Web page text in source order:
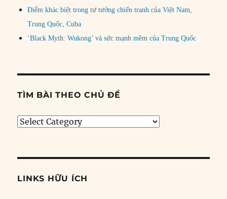
Điểm khác biệt trong tư tưởng chiến tranh của Việt Nam,
Trung Quốc, Cuba
‘Black Myth: Wukong’ và sức mạnh mềm của Trung Quốc
TÌM BÀI THEO CHỦ ĐỀ
Tìm
đề
LINKS HỮU ÍCH